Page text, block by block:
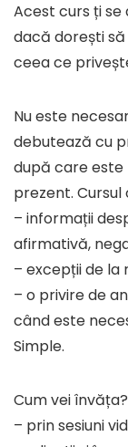
Acest curs ți
dacă dorești
ceea ce
Nu este
debutează cu
după care
prezent. Cursul
– informații
afirmativă,
– excepții de
– o privire de
când este
Simple.
Cum vei învăța?
– prin sesiuni